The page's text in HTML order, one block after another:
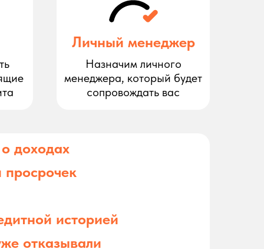
Личный менеджер
Назначим личного
менеджера, который будет
сопровождать вас
доходах
историей
отказывали